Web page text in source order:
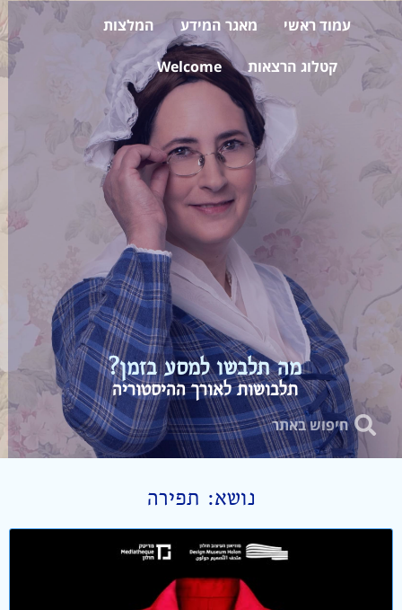
עמוד ראשי מאגר המידע המלצות
קטלוג הרצאות Welcome
מה תלבשו למסע בזמן?
תלבושות לאורך ההיסטוריה
נושא: תפירה